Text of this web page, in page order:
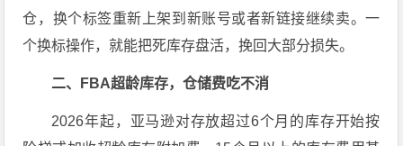
仓，换个标签重新上架到新账号或者新链接继续卖。一
个换标操作，就能把死库存盘活，挽回大部分损失。
二、FBA超龄库存，仓储费吃不消
2026年起，亚马逊对存放超过6个月的库存开始按